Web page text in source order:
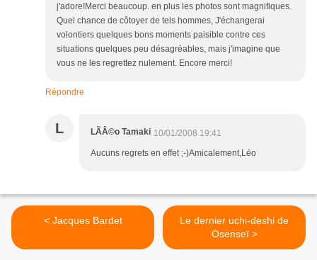
j'adore!Merci beaucoup. en plus les photos sont magnifiques.
Quel chance de côtoyer de tels hommes, J'échangerai
volontiers quelques bons moments paisible contre ces
situations quelques peu désagréables, mais j'imagine que
vous ne les regrettez nulement. Encore merci!
Répondre
L LÃÂ©o Tamaki 10/01/2008 19:41
Aucuns regrets en effet ;-)Amicalement,Léo
< Jacques Bardet
Le dernier uchi-deshi de
Osenseï >